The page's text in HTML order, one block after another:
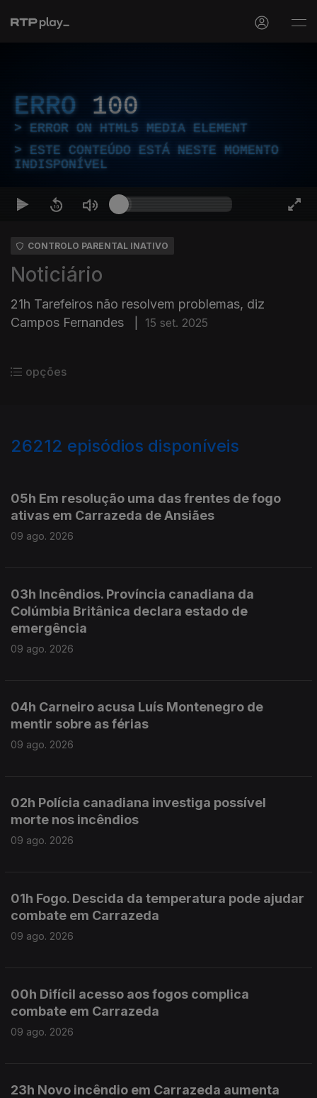
ERRO 100
ERROR ON HTML5 MEDIA ELEMENT
ESTE CONTEÚDO ESTÁ NESTE MOMENTO
INDISPONÍVEL
CONTROLO PARENTAL INATIVO
Noticiário
21h Tarefeiros não resolvem problemas, diz
Campos Fernandes
15 set. 2025
opções
26212 episódios disponíveis
05h Em resolução uma das frentes de fogo
ativas em Carrazeda de Ansiães
09 ago. 2026
03h Incêndios. Província canadiana da
Colúmbia Britânica declara estado de
emergência
09 ago. 2026
04h Carneiro acusa Luís Montenegro de
mentir sobre as férias
09 ago. 2026
02h Polícia canadiana investiga possível
morte nos incêndios
09 ago. 2026
01h Fogo. Descida da temperatura pode ajudar
combate em Carrazeda
09 ago. 2026
00h Difícil acesso aos fogos complica
combate em Carrazeda
09 ago. 2026
23h Novo incêndio em Carrazeda aumenta